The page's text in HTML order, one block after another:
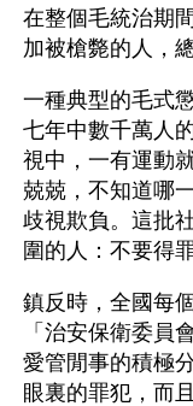
在整個毛統治期
加被槍斃的人，
一種典型的毛式
七年中數千萬人
視中，一有運動
兢兢，不知道哪
歧視欺負。這批
圍的人：不要得
鎮反時，全國每
「治安保衛委員
愛管閒事的積極
眼裏的罪犯，而